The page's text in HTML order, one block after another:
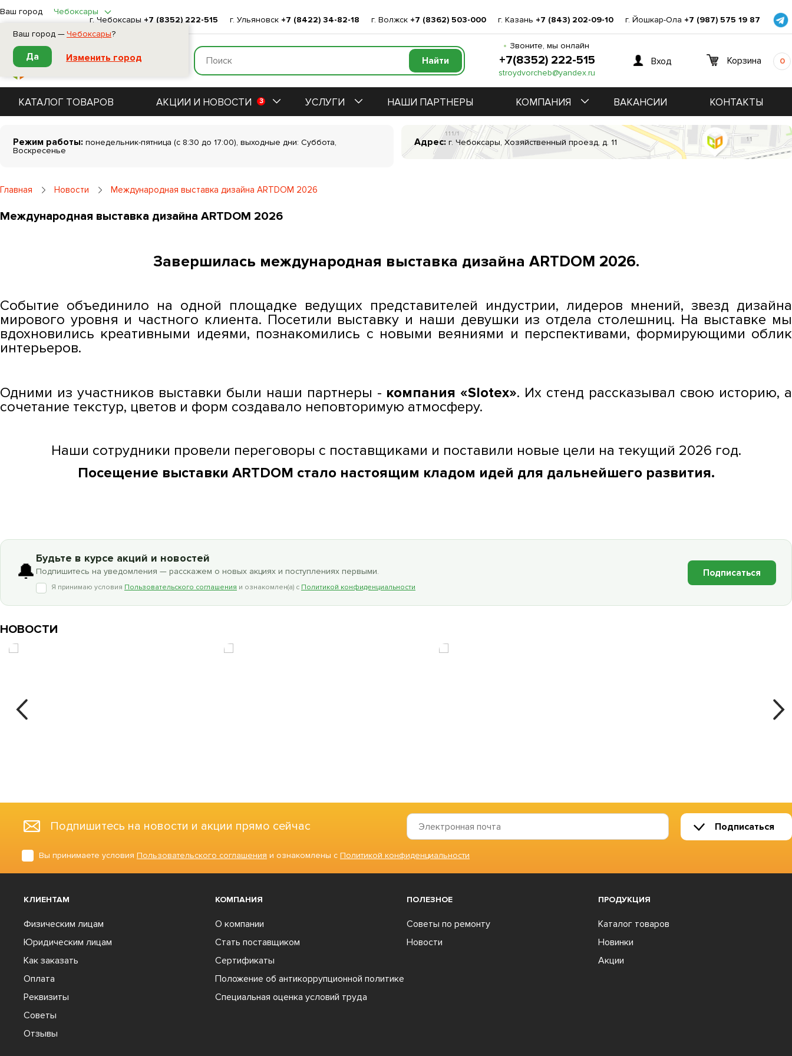
Ваш город —Чебоксары?
Да Изменить город
Ваш город
Чебоксары
г. Чебоксары +7 (8352) 222-515 г. Ульяновск +7 (8422) 34-82-18 г. Волжск +7 (8362) 503-000 г. Казань +7 (843) 202-09-10 г. Йошкар-Ола +7 (987) 575 19 87
Звоните, мы онлайн
+7(8352) 222-515
stroydvorcheb@yandex.ru
Вход Корзина 0
КАТАЛОГ ТОВАРОВ АКЦИИ И НОВОСТИ 3 УСЛУГИ НАШИ ПАРТНЕРЫ КОМПАНИЯ ВАКАНСИИ КОНТАКТЫ
Режим работы: понедельник-пятница (с 8:30 до 17:00), выходные дни: Суббота,
Воскресенье
Адрес: г. Чебоксары, Хозяйственный проезд, д. 11
Главная Новости Международная выставка дизайна ARTDOM 2026
Международная выставка дизайна ARTDOM 2026
Завершилась международная выставка дизайна ARTDOM 2026.
Событие объединило на одной площадке ведущих представителей индустрии, лидеров мнений, звезд дизайна
мирового уровня и частного клиента. Посетили выставку и наши девушки из отдела столешниц. На выставке мы
вдохновились креативными идеями, познакомились с новыми веяниями и перспективами, формирующими облик
интерьеров.
Одними из участников выставки были наши партнеры - компания «Slotex». Их стенд рассказывал свою историю, а
сочетание текстур, цветов и форм создавало неповторимую атмосферу.
Наши сотрудники провели переговоры с поставщиками и поставили новые цели на текущий 2026 год.
Посещение выставки ARTDOM стало настоящим кладом идей для дальнейшего развития.
🔔
Будьте в курсе акций и новостей
Подпишитесь на уведомления — расскажем о новых акциях и поступлениях первыми.
Я принимаю условия Пользовательского соглашения и ознакомлен(а) с Политикой конфиденциальности
Подписаться
НОВОСТИ
Подпишитесь на новости и акции прямо сейчас Подписаться
Вы принимаете условия Пользовательского соглашения и ознакомлены с Политикой конфиденциальности
КЛИЕНТАМ
Физическим лицам
Юридическим лицам
Как заказать
Оплата
Реквизиты
Советы
Отзывы
КОМПАНИЯ
О компании
Стать поставщиком
Сертификаты
Положение об антикоррупционной политике
Специальная оценка условий труда
ПОЛЕЗНОЕ
Советы по ремонту
Новости
ПРОДУКЦИЯ
Каталог товаров
Новинки
Акции